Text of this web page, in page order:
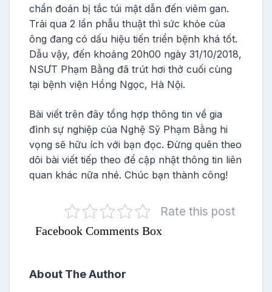
chẩn đoán bị tắc túi mật dẫn đến viêm gan.
Trải qua 2 lần phẫu thuật thì sức khỏe của
ông đang có dấu hiệu tiến triển bệnh khá tốt.
Dẫu vậy, đến khoảng 20h00 ngày 31/10/2018,
NSƯT Phạm Bằng đã trút hơi thở cuối cùng
tại bệnh viện Hồng Ngọc, Hà Nội.
Bài viết trên đây tổng hợp thông tin về gia
đình sự nghiệp của Nghệ Sỹ Phạm Bằng hi
vọng sẽ hữu ích với bạn đọc. Đừng quên theo
dõi bài viết tiếp theo để cập nhật thông tin liên
quan khác nữa nhé. Chúc bạn thành công!
Rate this post
Facebook Comments Box
About The Author